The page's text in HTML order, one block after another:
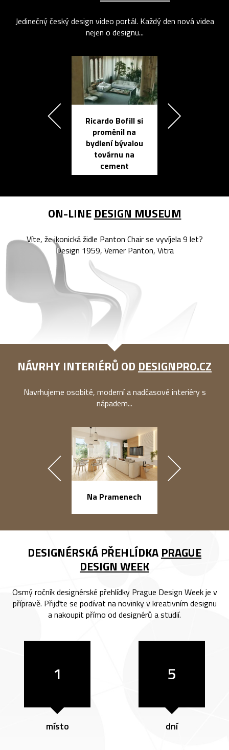
Jedinečný český design video portál. Každý den nová videa
nejen o designu...
Ricardo Bofill si
proměnil na
bydlení bývalou
továrnu na
cement
ON-LINE DESIGN MUSEUM
Víte, že ikonická židle Panton Chair se vyvíjela 9 let?
Design 1959, Verner Panton, Vitra
NÁVRHY INTERIÉRŮ OD DESIGNPRO.CZ
Navrhujeme osobité, moderní a nadčasové interiéry s
nápadem...
Na Pramenech
DESIGNÉRSKÁ PŘEHLÍDKA PRAGUE
DESIGN WEEK
Osmý ročník designérské přehlídky Prague Design Week je v
přípravě. Přijďte se podívat na novinky v kreativním designu
a nakoupit přímo od designérů a studií.
1
místo
5
dní